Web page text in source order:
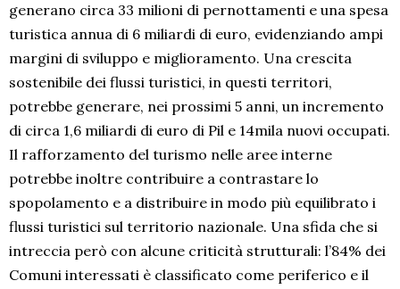
generano circa 33 milioni di pernottamenti e una spesa
turistica annua di 6 miliardi di euro, evidenziando ampi
margini di sviluppo e miglioramento. Una crescita
sostenibile dei flussi turistici, in questi territori,
potrebbe generare, nei prossimi 5 anni, un incremento
di circa 1,6 miliardi di euro di Pil e 14mila nuovi occupati.
Il rafforzamento del turismo nelle aree interne
potrebbe inoltre contribuire a contrastare lo
spopolamento e a distribuire in modo più equilibrato i
flussi turistici sul territorio nazionale. Una sfida che si
intreccia però con alcune criticità strutturali: l’84% dei
Comuni interessati è classificato come periferico e il